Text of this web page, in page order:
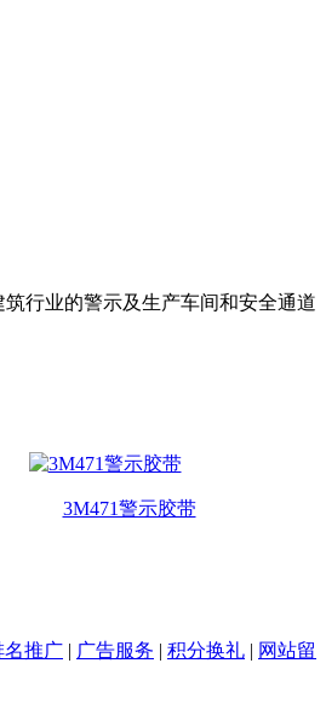
行业的警示及生产车间和安全通道
3M471警示胶带
名推广 广告服务 积分换礼
网站留